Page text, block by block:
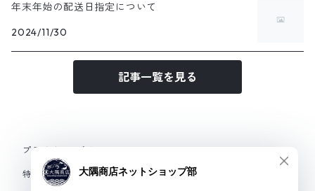
年末年始の配送日指定について
2024/11/30
記事一覧を見る
プライバシーポリシー
特定商取引法に基づく表記